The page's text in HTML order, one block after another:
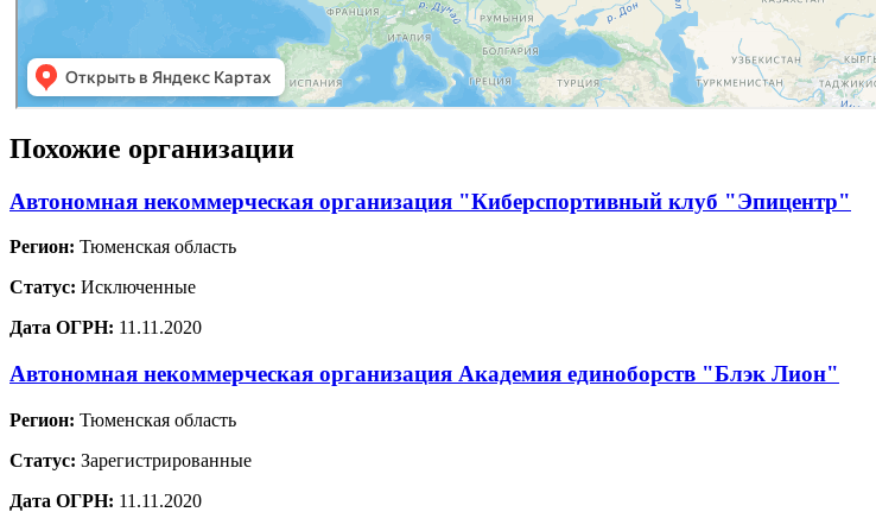
Похожие организации
Автономная некоммерческая организация "Киберспортивный клуб "Эпицентр"
Регион: Тюменская область
Статус: Исключенные
Дата ОГРН: 11.11.2020
Автономная некоммерческая организация Академия единоборств "Блэк Лион"
Регион: Тюменская область
Статус: Зарегистрированные
Дата ОГРН: 11.11.2020